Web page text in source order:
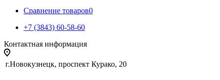
Сравнение товаров0
+7 (3843) 60-58-60
Контактная информация
г.Новокузнецк, проспект Курако, 20